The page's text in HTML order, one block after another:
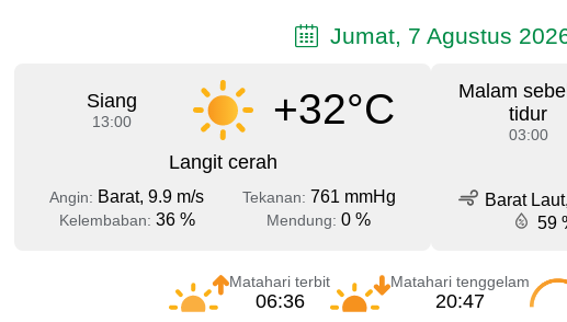
Jumat, 7 Agustus
Siang
13:00 +32°C
Langit cerah
Angin: Barat, 9.9 m/s Tekanan: 761 mmHg
Kelembaban: 36 % Mendung: 0 %
Malam
tidur
03:00
Barat
59
Matahari terbit
06:36
Matahari tenggelam
20:47